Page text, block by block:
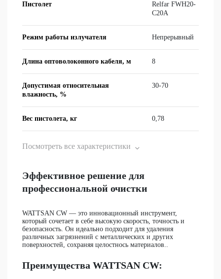
Пистолет
Relfar FWH20-
C20A
Режим работы излучателя Непре­рыв­ный
Длина оптоволоконного кабеля, м 8
Допустимая относительная
влажность, %
30-70
Вес пистолета, кг 0,78
Посмотреть все характеристики
Эффективное решение для
профессиональной очистки
WATTSAN CW — это инновационный инструмент,
который сочетает в себе высокую скорость, точность и
безопасность. Он идеально подходит для удаления
различных загрязнений с металлических и других
поверхностей, сохраняя целостнось материалов..
Преимущества WATTSAN CW: